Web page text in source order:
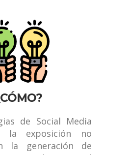
de Social Media
la exposición no
la generación de